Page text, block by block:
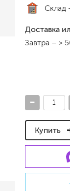
песок
для
эмали
краски
Склад
Доставка
Завтра – >
-
Купить